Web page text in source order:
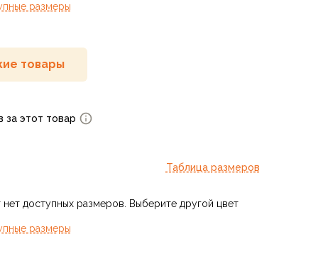
размеры
товары
за этот товар
Таблица размеров
доступных размеров. Выберите другой цвет
размеры